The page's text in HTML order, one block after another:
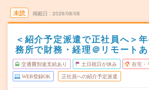
未読 掲載日 2026/08/08
＜紹介予定派遣で正社員へ＞
務所で財務・経理＠リモートあ
交通費別途支給あり 土日祝日が休み 在宅・
WEB登録OK 正社員への紹介予定派遣